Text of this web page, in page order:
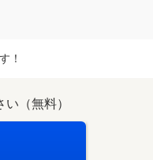
！
（無料）